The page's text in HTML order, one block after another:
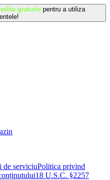
gratuite pentru a utiliza
de serviciuPolitica privind
18 U.S.C. §2257